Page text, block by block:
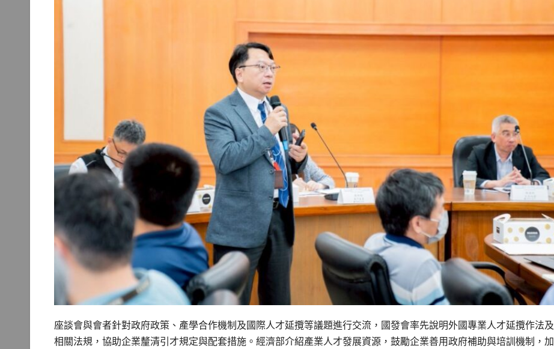
座談會與會者針對政府政策、產學合作機制及國際人才延攬等議題進行交流，國發會率先說明外國專業人才延攬作法及
相關法規，協助企業釐清引才規定與配套措施。經濟部介紹產業人才發展資源，鼓勵企業善用政府補助與培訓機制，加